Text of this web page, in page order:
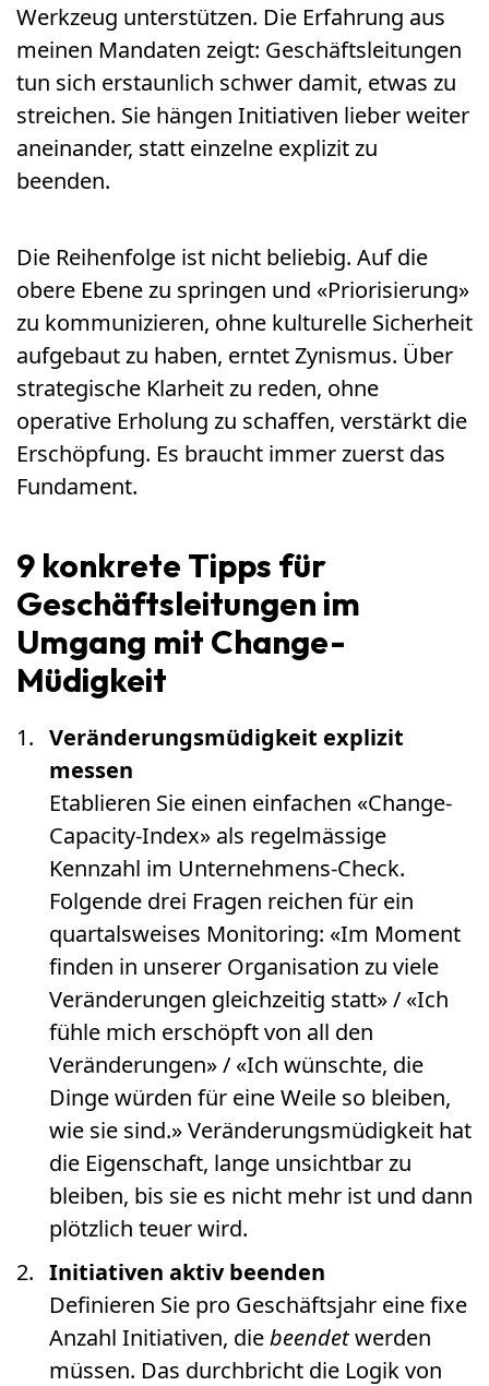
Werkzeug unterstützen. Die Erfahrung aus
meinen Mandaten zeigt: Geschäftsleitungen
tun sich erstaunlich schwer damit, etwas zu
streichen. Sie hängen Initiativen lieber weiter
aneinander, statt einzelne explizit zu
beenden.
Die Reihenfolge ist nicht beliebig. Auf die
obere Ebene zu springen und «Priorisierung»
zu kommunizieren, ohne kulturelle Sicherheit
aufgebaut zu haben, erntet Zynismus. Über
strategische Klarheit zu reden, ohne
operative Erholung zu schaffen, verstärkt die
Erschöpfung. Es braucht immer zuerst das
Fundament.
9 konkrete Tipps für
Geschäftsleitungen im
Umgang mit Change-
Müdigkeit
Veränderungsmüdigkeit explizit
messen
Etablieren Sie einen einfachen «Change-
Capacity-Index» als regelmässige
Kennzahl im Unternehmens-Check.
Folgende drei Fragen reichen für ein
quartalsweises Monitoring: «Im Moment
finden in unserer Organisation zu viele
Veränderungen gleichzeitig statt» / «Ich
fühle mich erschöpft von all den
Veränderungen» / «Ich wünschte, die
Dinge würden für eine Weile so bleiben,
wie sie sind.» Veränderungsmüdigkeit hat
die Eigenschaft, lange unsichtbar zu
bleiben, bis sie es nicht mehr ist und dann
plötzlich teuer wird.
Initiativen aktiv beenden
Definieren Sie pro Geschäftsjahr eine fixe
Anzahl Initiativen, diebeendetwerden
müssen. Das durchbricht die Logik von